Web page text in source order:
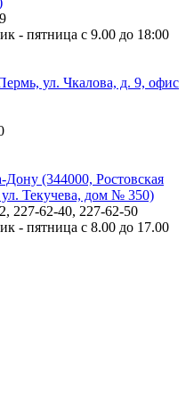
- пятница с 9.00 до 18:00
ул. Чкалова, д. 9, офис
(344000, Ростовская
ул. Текучева, дом № 350)
227-62-40, 227-62-50
- пятница с 8.00 до 17.00